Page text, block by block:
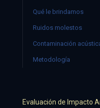
Qué le brindamos
Ruidos molestos
Contaminación
Metodología
Evaluación de Impacto